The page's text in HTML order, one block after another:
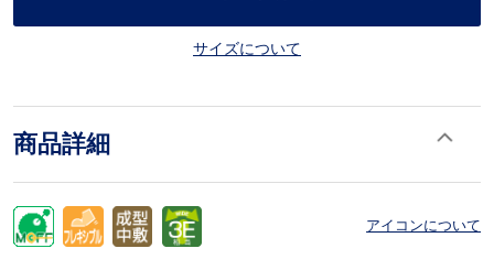
サイズについて
商品詳細
アイコンについて